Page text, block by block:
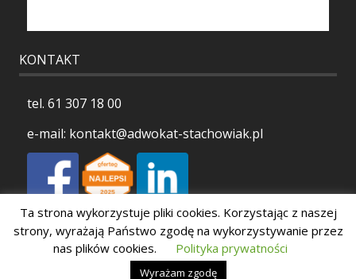
KONTAKT
tel. 61 307 18 00
e-mail: kontakt@adwokat-stachowiak.pl
Polityka prywatności
Copyright 2026 Stachowiak Kancelaria Adwokacka
Ta strona wykorzystuje pliki cookies. Korzystając z naszej
strony, wyrażają Państwo zgodę na wykorzystywanie przez
nas plików cookies.
Polityka prywatności
Wyrażam zgodę